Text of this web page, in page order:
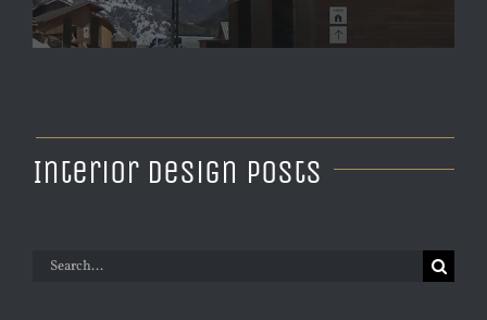
Interior Design Posts
Rechercher: